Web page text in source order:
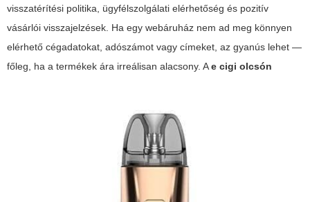
visszatérítési politika, ügyfélszolgálati elérhetőség és pozitív
vásárlói visszajelzések. Ha egy webáruház nem ad meg könnyen
elérhető cégadatokat, adószámot vagy címeket, az gyanús lehet —
főleg, ha a termékek ára irreálisan alacsony. Ae cigi olcsón